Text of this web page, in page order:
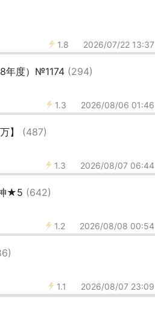
1.8 2026/07/22 13:37
年度）№1174 (294)
1.3 2026/08/06 01:46
】 (487)
1.3 2026/08/07 06:44
★5 (642)
1.2 2026/08/08 00:54
1.1 2026/08/07 23:09